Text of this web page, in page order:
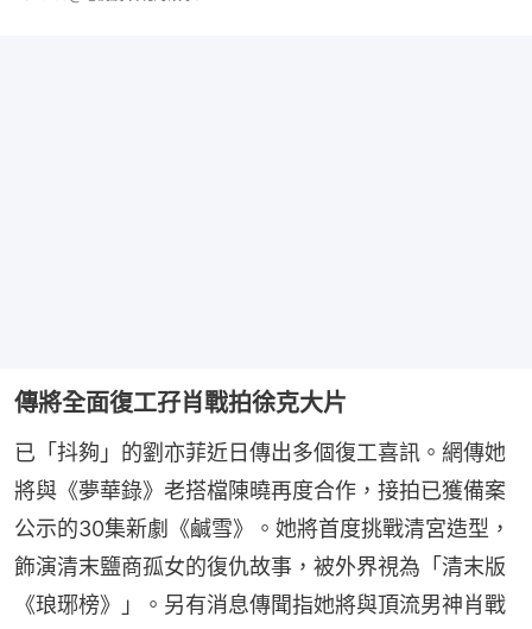
傳將全面復工孖肖戰拍徐克大片
已「抖夠」的劉亦菲近日傳出多個復工喜訊。網傳她
將與《夢華錄》老搭檔陳曉再度合作，接拍已獲備案
公示的30集新劇《鹹雪》。她將首度挑戰清宮造型，
飾演清末鹽商孤女的復仇故事，被外界視為「清末版
《琅琊榜》」。另有消息傳聞指她將與頂流男神肖戰